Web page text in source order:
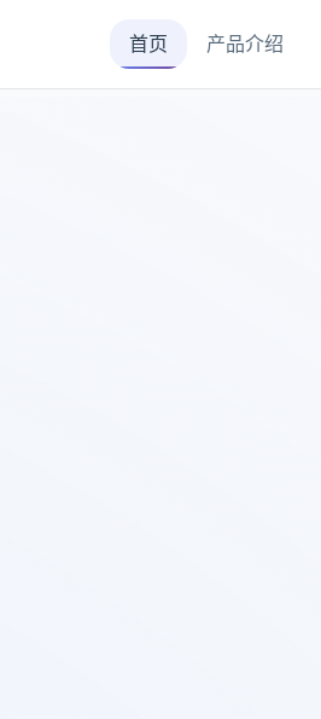
首页 产品介绍